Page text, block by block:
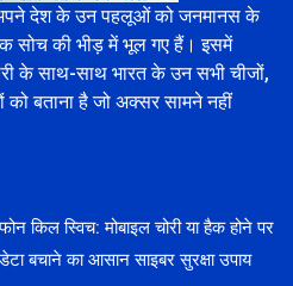
देश के उन पहलूओं को जनमानस के
सोच की भीड़ में भूल गए हैं। इसमें
के साथ-साथ भारत के उन सभी चीजों,
बताना है जो अक्सर सामने नहीं
फोन किल स्विच: मोबाइल चोरी या हैक होने पर
डेटा बचाने का आसान साइबर सुरक्षा उपाय